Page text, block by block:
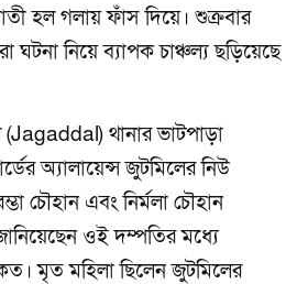
হল গলায় ফাঁস দিয়ে। শুক্রবার
ঘটনা নিয়ে ব্যাপক চাঞ্চল্য ছড়িয়েছে
(Jagaddal) থানার ভাটপাড়া
অ্যালায়েন্স জুটমিলের নিউ
চৌহান এবং নির্মলা চৌহান
ওই দম্পতির মধ্যে
মৃত মহিলা ছিলেন জুটমিলের